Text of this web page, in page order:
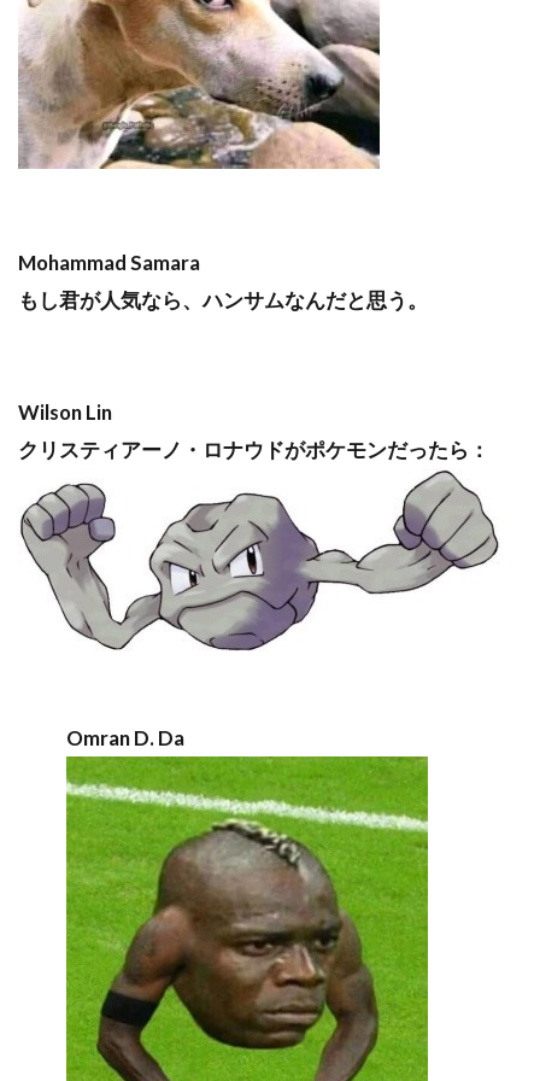
Mohammad Samara
もし君が人気なら、ハンサムなんだと思う。
Wilson Lin
クリスティアーノ・ロナウドがポケモンだったら：
Omran D. Da